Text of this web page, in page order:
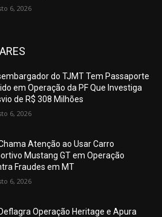
6, 2026
do TJMT Tem Passaporte
em Operação da PF Que Investiga
de R$ 308 Milhões
6, 2026
Atenção ao Usar Carro
Mustang GT em Operação
Fraudes em MT
6, 2026
Operação Heritage e Apura